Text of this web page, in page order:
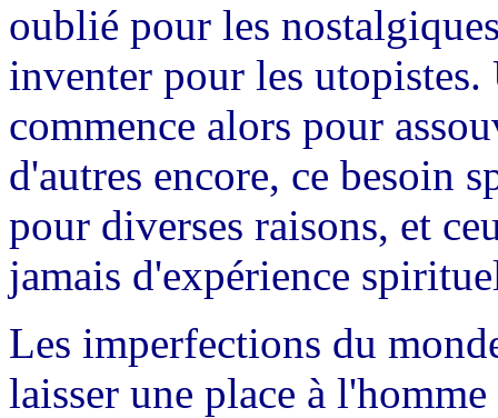
oublié pour les
inventer pour les
commence alors pour
d'autres encore, ce besoin
pour diverses raisons, et
jamais d'expérience
Les imperfections du
laisser une place à